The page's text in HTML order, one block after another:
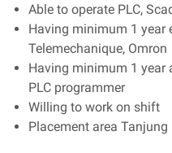
Able to operate PLC,
Having minimum 1 year
Telemechanique, Omron
Having minimum 1 year
PLC programmer
Willing to work on shift
Placement area